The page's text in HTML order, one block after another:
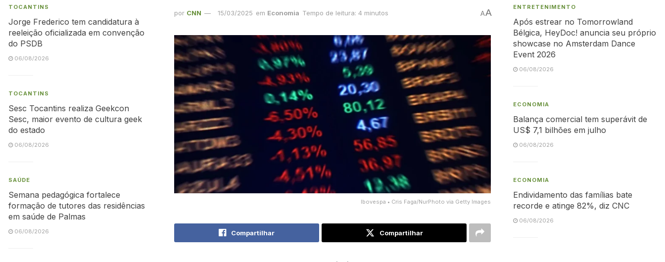
por CNN 15/03/2025 em Economia Tempo de leitura: 4 minutos AA
Ibovespa • Cris Faga/NurPhoto via Getty Images
Compartilhar Compartilhar
TOCANTINS
Jorge Frederico tem candidatura à
reeleição oficializada em convenção
do PSDB
06/08/2026
TOCANTINS
Sesc Tocantins realiza Geekcon
Sesc, maior evento de cultura geek
do estado
06/08/2026
SAÚDE
Semana pedagógica fortalece
formação de tutores das residências
em saúde de Palmas
06/08/2026
ENTRETENIMENTO
Após estrear no Tomorrowland
Bélgica, HeyDoc! anuncia seu próprio
showcase no Amsterdam Dance
Event 2026
06/08/2026
ECONOMIA
Balança comercial tem superávit de
US$ 7,1 bilhões em julho
06/08/2026
ECONOMIA
Endividamento das famílias bate
recorde e atinge 82%, diz CNC
06/08/2026